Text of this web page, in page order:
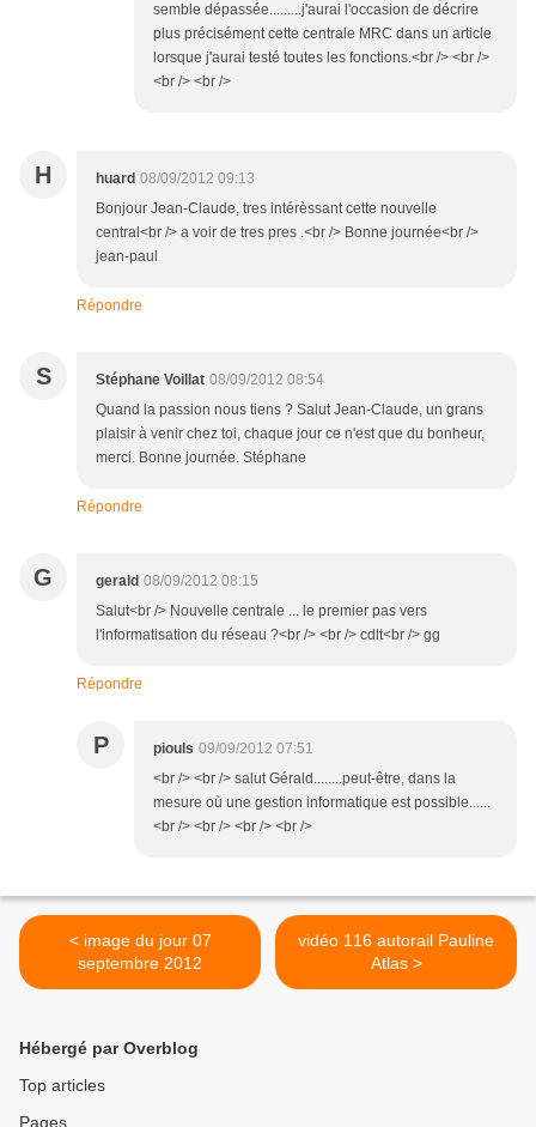
semble dépassée.........j'aurai l'occasion de décrire
plus précisément cette centrale MRC dans un article
lorsque j'aurai testé toutes les fonctions.<br /> <br />
<br /> <br />
H huard 08/09/2012 09:13
Bonjour Jean-Claude, tres intérèssant cette nouvelle
central<br /> a voir de tres pres .<br /> Bonne journée<br />
jean-paul
Répondre
S Stéphane Voillat 08/09/2012 08:54
Quand la passion nous tiens ? Salut Jean-Claude, un grans
plaisir à venir chez toi, chaque jour ce n'est que du bonheur,
merci. Bonne journée. Stéphane
Répondre
G gerald 08/09/2012 08:15
Salut<br /> Nouvelle centrale ... le premier pas vers
l'informatisation du réseau ?<br /> <br /> cdlt<br /> gg
Répondre
P piouls 09/09/2012 07:51
<br /> <br /> salut Gérald........peut-être, dans la
mesure où une gestion informatique est possible......
<br /> <br /> <br /> <br />
< image du jour 07
septembre 2012
vidéo 116 autorail Pauline
Atlas >
Hébergé par Overblog
Top articles
Pages